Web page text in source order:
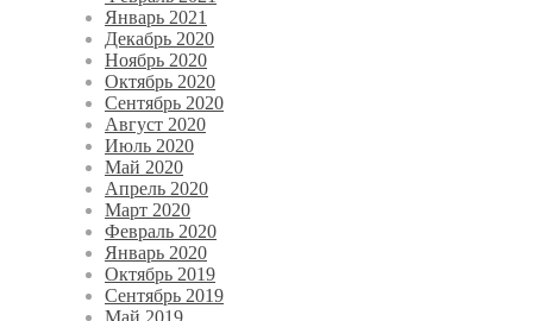
Январь 2021
Декабрь 2020
Ноябрь 2020
Октябрь 2020
Сентябрь 2020
Август 2020
Июль 2020
Май 2020
Апрель 2020
Март 2020
Февраль 2020
Январь 2020
Октябрь 2019
Сентябрь 2019
Май 2019